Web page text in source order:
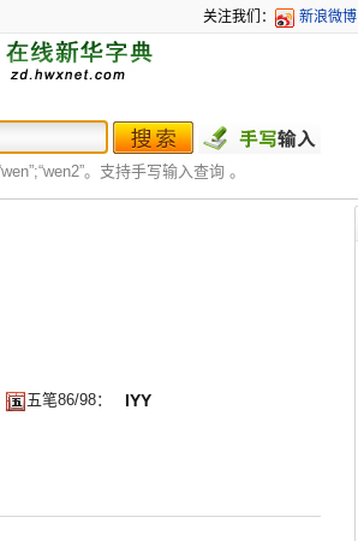
关注我们： 新浪微博
wen”;“wen2”。支持手写输入查询 。
五笔86/98：
IYY